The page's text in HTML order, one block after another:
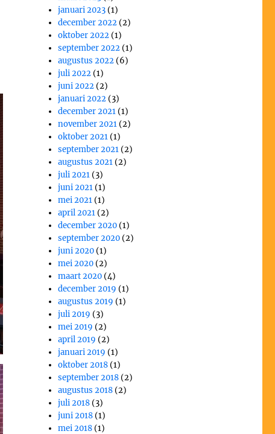
januari 2023(1)
december 2022(2)
oktober 2022(1)
september 2022(1)
augustus 2022(6)
juli 2022(1)
juni 2022(2)
januari 2022(3)
december 2021(1)
november 2021(2)
oktober 2021(1)
september 2021(2)
augustus 2021(2)
juli 2021(3)
juni 2021(1)
mei 2021(1)
april 2021(2)
december 2020(1)
september 2020(2)
juni 2020(1)
mei 2020(2)
maart 2020(4)
december 2019 (1)
augustus 2019 (1)
juli 2019 (3)
mei 2019 (2)
april 2019 (2)
januari 2019 (1)
oktober 2018(1)
september 2018(2)
augustus 2018(2)
juli 2018(3)
juni 2018(1)
mei 2018(1)